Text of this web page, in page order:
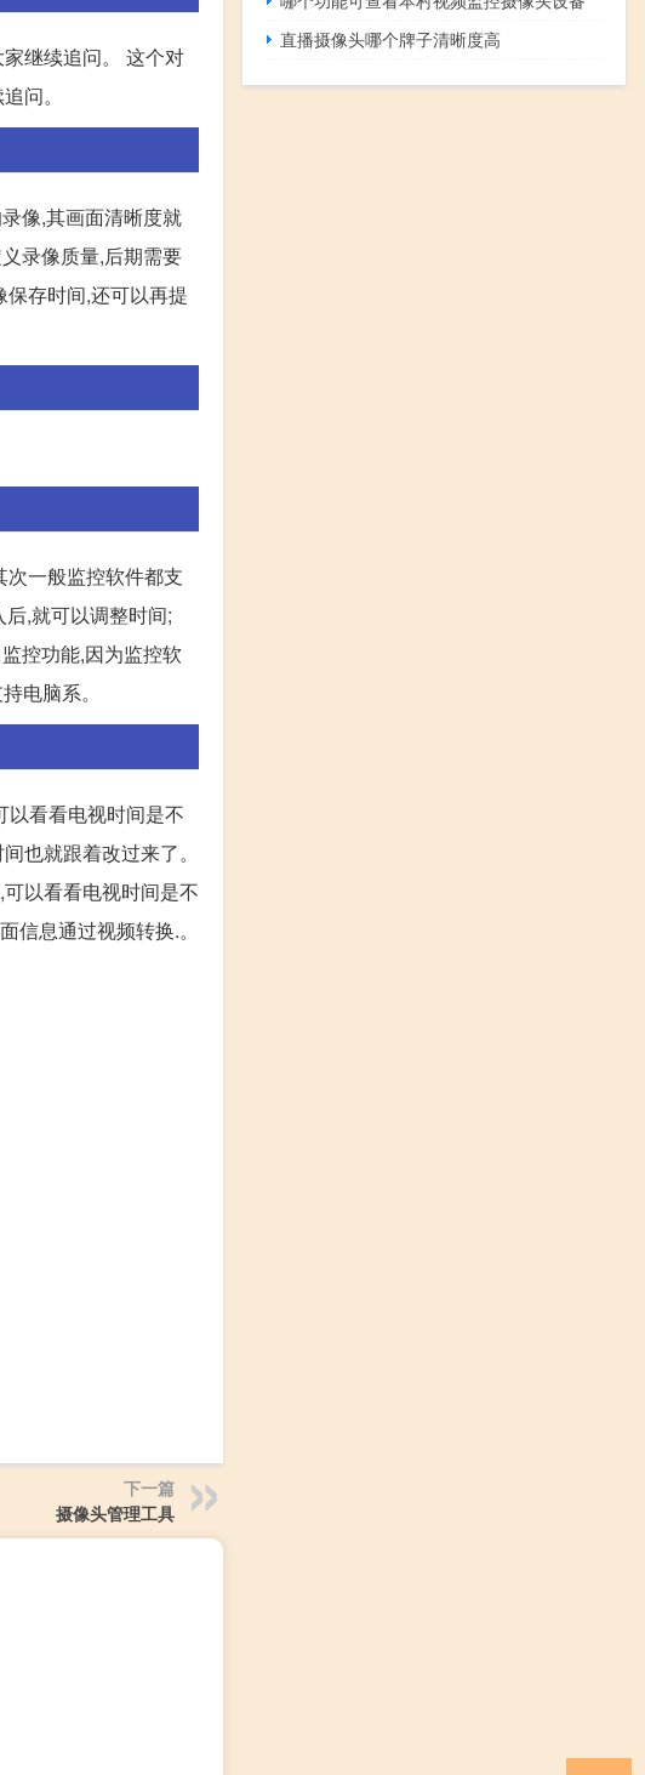
继续追问。 这个对
问。
像,其画面清晰度就
录像质量,后期需要
存时间,还可以再提
次一般监控软件都支
,就可以调整时间;
控功能,因为监控软
电脑系。
以看看电视时间是不
也就跟着改过来了。
以看看电视时间是不
息通过视频转换.。
下一篇
摄像头管理工具
直播摄像头哪个牌子清晰度高